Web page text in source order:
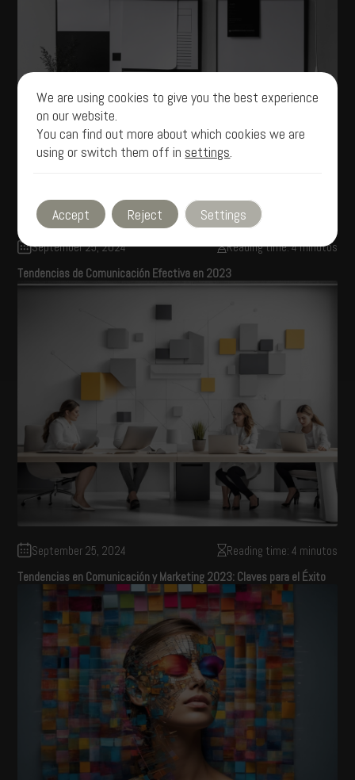
September 25, 2024
Reading time: 4 minutos
Tendencias de Comunicación Efectiva en 2023
September 25, 2024
Reading time: 4 minutos
Tendencias en Comunicación y Marketing 2023: Claves para el Éxito
We are using cookies to give you the best experience
on our website.
You can find out more about which cookies we are
using or switch them off in settings.
Accept Reject Settings